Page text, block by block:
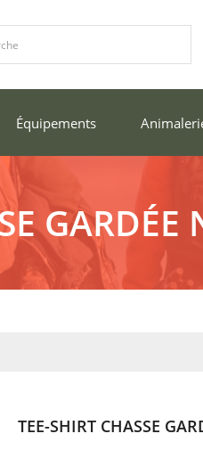
Équipements
GARDÉE
TEE-SHIRT CHASSE